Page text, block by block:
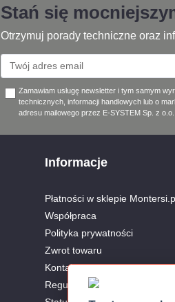
Stań się
Otrzymuj porady techniczne oraz
Zamawiam usługę newsletter i tym samym
technicznych, informacji handlowych lub o
adresu mailowego przez E-SYSTEM Sp. z
Informacje
Płatności w sklepie
Współpraca
Polityka prywatności
Zwrot towaru
Kontakt
Regulamin